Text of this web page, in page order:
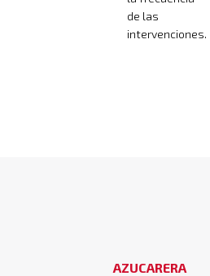
de las
intervenciones.
AZUCARERA